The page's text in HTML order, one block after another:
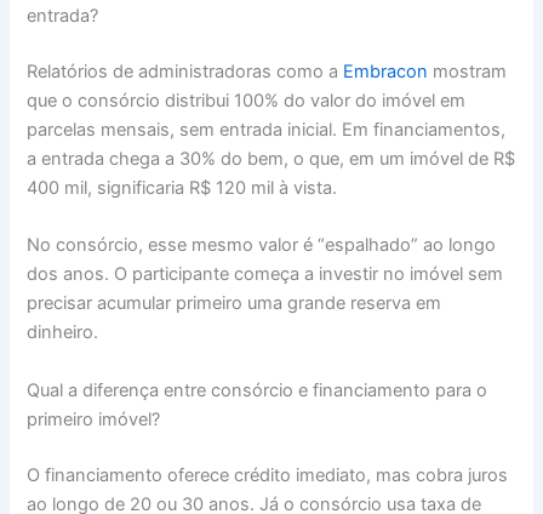
entrada?
Relatórios de administradoras como a Embracon mostram
que o consórcio distribui 100% do valor do imóvel em
parcelas mensais, sem entrada inicial. Em financiamentos,
a entrada chega a 30% do bem, o que, em um imóvel de R$
400 mil, significaria R$ 120 mil à vista.
No consórcio, esse mesmo valor é “espalhado” ao longo
dos anos. O participante começa a investir no imóvel sem
precisar acumular primeiro uma grande reserva em
dinheiro.
Qual a diferença entre consórcio e financiamento para o
primeiro imóvel?
O financiamento oferece crédito imediato, mas cobra juros
ao longo de 20 ou 30 anos. Já o consórcio usa taxa de